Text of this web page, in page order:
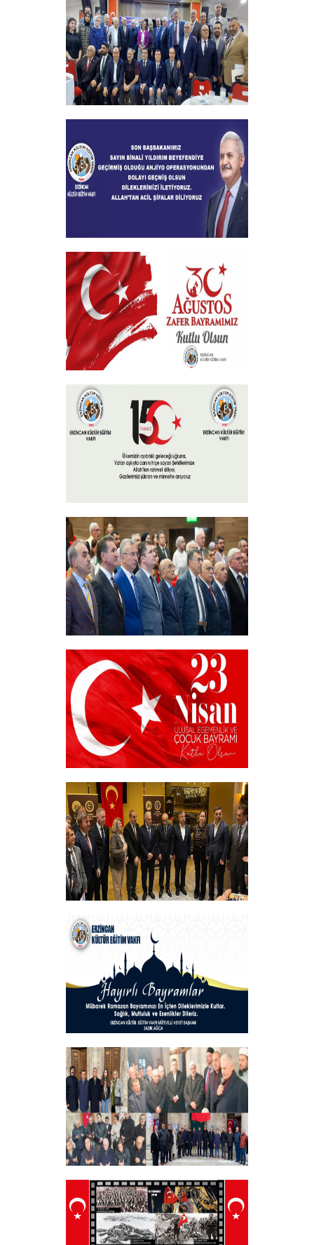
+
2024-2025 Burs Toplantısında 7000
+
Geçmiş Olsun Mesajı
+
30 Ağustos Zafer Bayramı
+
15 Temmuz 2024
+
Akademik Bilim, Sanat ve Spor Ödülleri”
Sahiplerini Buldu.
+
23 NİSAN
+
Vakfımızın Geleneksel İftar Programı
+
Hayırlı Bayramlar
+
Tüm Şehitlerimizi Anma Programı
Düzenledik
+